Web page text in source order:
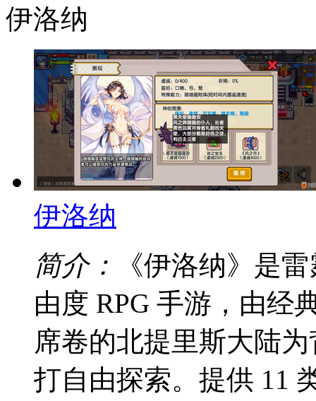
伊洛纳
伊洛纳
简介：
《伊洛纳》是
由度 RPG 手游，由经
席卷的北提里斯大陆
打自由探索。提供 11